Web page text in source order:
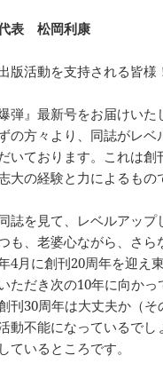
表 松岡利康
版活動を支持される皆様
弾』最新号をお届けいた
の方々より、同誌がレベ
いております。これは創
大の経験と力によるもの
誌を見て、レベルアップ
も、老婆心ながら、さら
4月に創刊20周年を迎え
ただき次の10年に向かっ
刊30周年は大丈夫か（そ
動不能になっているでし
ているところです。